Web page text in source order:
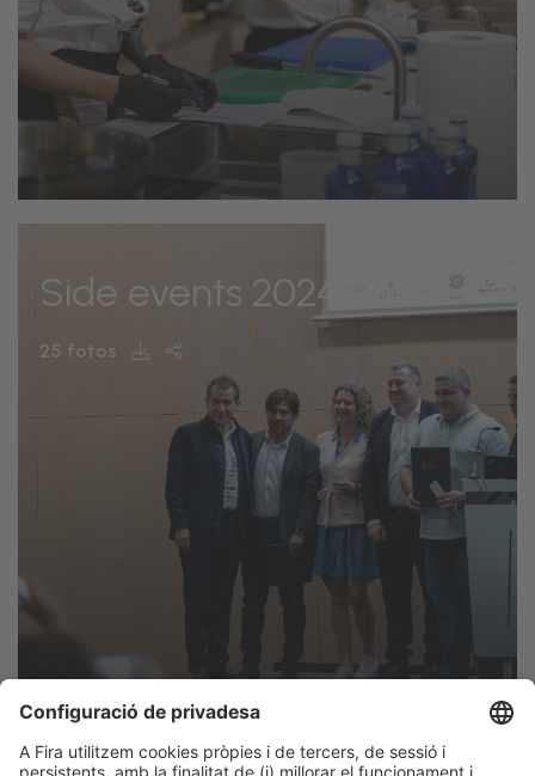
Side events 2024
25 fotos